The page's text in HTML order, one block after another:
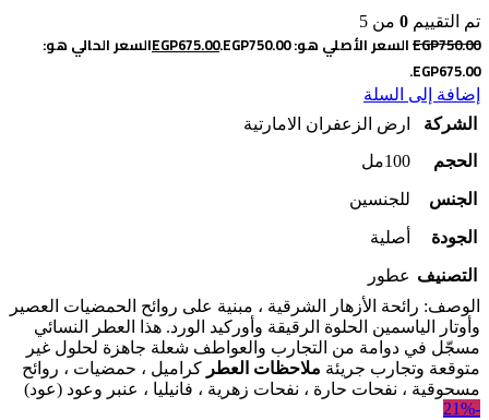
تم التقييم 0 من 5
EGP750.00 السعر الأصلي هو: EGP750.00. EGP675.00
السعر الحالي هو:
EGP675.00.
إضافة إلى السلة
الشركة
ارض الزعفران الامارتية
الحجم
100مل
الجنس للجنسين
الجودة أصلية
التصنيف عطور
الوصف: رائحة الأزهار الشرقية ، مبنية على روائح الحمضيات العصير
وأوتار الياسمين الحلوة الرقيقة وأوركيد الورد. هذا العطر النسائي
مسجّل في دوامة من التجارب والعواطف شعلة جاهزة لحلول غير
متوقعة وتجارب جريئة ملاحظات العطر كراميل ، حمضيات ، روائح
مسحوقية ، نفحات حارة ، نفحات زهرية ، فانيليا ، عنبر وعود (عود)
-21%